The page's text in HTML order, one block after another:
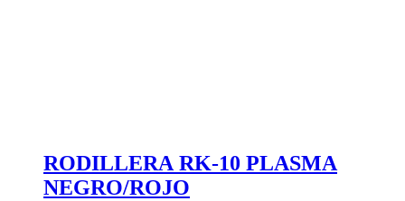
RODILLERA RK-10 PLASMA
NEGRO/ROJO